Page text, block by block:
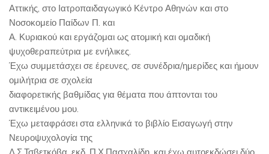
Αττικής, στο Ιατροπαιδαγωγικό Κέντρο Αθηνών και στο
Νοσοκομείο Παίδων Π. και
Α. Κυριακού και εργάζομαι ως ατομική και ομαδική
ψυχοθεραπεύτρια με ενήλικες.
Έχω συμμετάσχει σε έρευνες, σε συνέδρια/ημερίδες και ήμουν
ομιλήτρια σε σχολεία
διαφορετικής βαθμίδας για θέματα που άπτονται του
αντικειμένου μου.
Έχω μεταφράσει στα ελληνικά το βιβλίο Εισαγωγή στην
Νευροψυχολογία της